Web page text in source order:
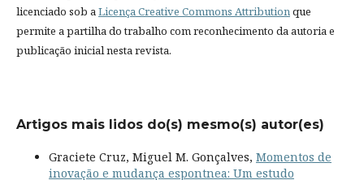
licenciado sob aLicença Creative Commons Attributionque
permite a partilha do trabalho com reconhecimento da autoria e
publicação inicial nesta revista.
Artigos mais lidos do(s) mesmo(s) autor(es)
Graciete Cruz, Miguel M. Gonçalves, Momentos de
inovação e mudança espontnea: Um estudo